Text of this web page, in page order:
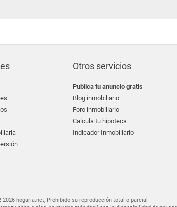
Otros servicios
Publica tu anuncio gratis
Blog inmobiliario
Foro inmobiliario
Calcula tu hipoteca
Indicador Inmobiliario
2026 hogaria.net, Prohibido su reproducción total o parcial